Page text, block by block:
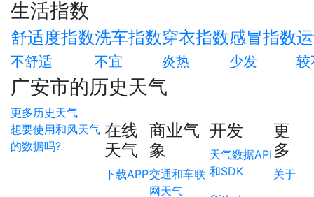
生活指数
舒适度指数
不舒适
洗车指数
不宜
穿衣指数
炎热
感冒指数
少发 较
广安市的历史天气
更多历史天气
想要使用和风天气
的数据吗?
在线
天气
下载APP
商业气
象
交通和车联
网天气
开发
天气数据API
和SDK
更
多
关于